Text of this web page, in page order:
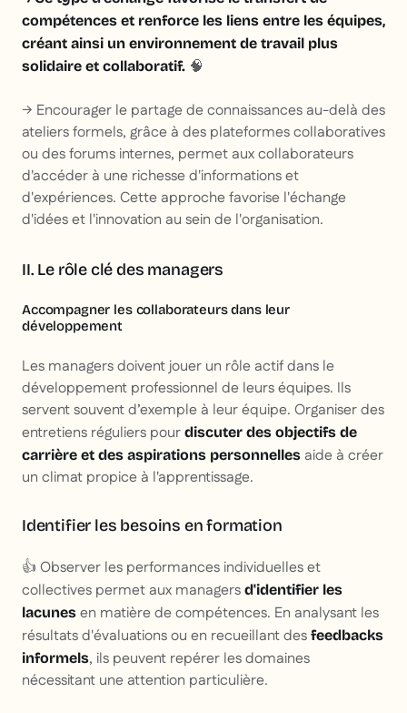
compétences et renforce les liens entre les équipes,
créant ainsi un environnement de travail plus
solidaire et collaboratif. 🧠
→ Encourager le partage de connaissances au-delà des
ateliers formels, grâce à des plateformes collaboratives
ou des forums internes, permet aux collaborateurs
d'accéder à une richesse d'informations et
d'expériences. Cette approche favorise l'échange
d'idées et l'innovation au sein de l'organisation.
II. Le rôle clé des managers
Accompagner les collaborateurs dans leur
développement
Les managers doivent jouer un rôle actif dans le
développement professionnel de leurs équipes. Ils
servent souvent d’exemple à leur équipe. Organiser des
entretiens réguliers pour discuter des objectifs de
carrière et des aspirations personnelles aide à créer
un climat propice à l'apprentissage.
Identifier les besoins en formation
👍 Observer les performances individuelles et
collectives permet aux managers d'identifier les
lacunes en matière de compétences. En analysant les
résultats d'évaluations ou en recueillant des feedbacks
informels, ils peuvent repérer les domaines
nécessitant une attention particulière.